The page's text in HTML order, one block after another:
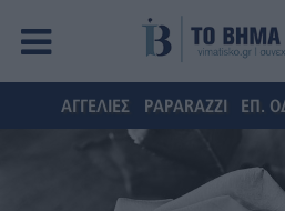
ΑΓΓΕΛΙΕΣ PAPARAZZI ΕΠ.